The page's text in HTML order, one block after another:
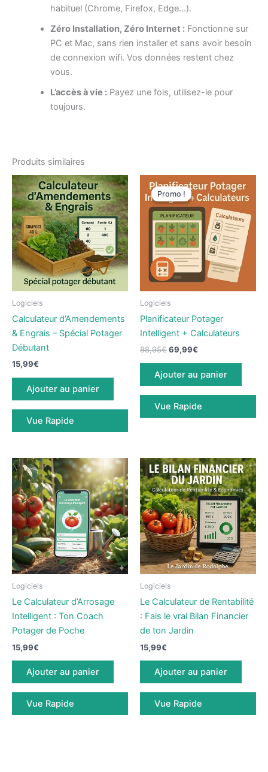
habituel (Chrome, Firefox, Edge…).
Zéro Installation, Zéro Internet :Fonctionne sur
PC et Mac, sans rien installer et sans avoir besoin
de connexion wifi. Vos données restent chez
vous.
L’accès à vie :Payez une fois, utilisez-le pour
toujours.
Produits similaires
Logiciels
Calculateur d’Amendements
& Engrais – Spécial Potager
Débutant
15,99€
Ajouter au panier
Vue Rapide
Promo !
Promo !
Logiciels
Planificateur Potager
Intelligent + Calculateurs
88,95€Le
initial
était :
69,99€
actuel
est :
Ajouter au panier
Vue Rapide
Logiciels
Le Calculateur d’Arrosage
Intelligent : Ton Coach
Potager de Poche
15,99€
Ajouter au panier
Vue Rapide
Logiciels
Le Calculateur de Rentabilité
: Fais le vrai Bilan Financier
de ton Jardin
15,99€
Ajouter au panier
Vue Rapide